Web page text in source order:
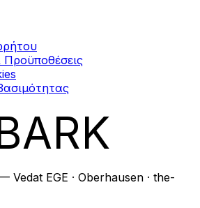
Προϋποθέσεις
EGE · Oberhausen · the-